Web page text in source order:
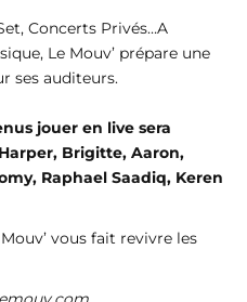
Concerts Privés…A
Le Mouv’ prépare une
ses auditeurs.
jouer en live sera
Brigitte, Aaron,
Raphael Saadiq, Keren
vous fait revivre les